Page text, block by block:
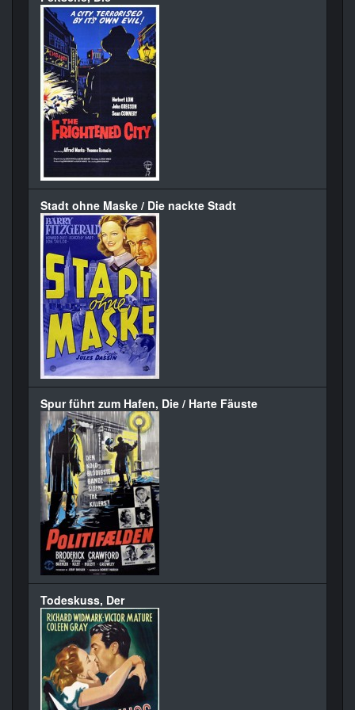
Stadt ohne Maske / Die nackte Stadt
Spur führt zum Hafen, Die / Harte Fäuste
Todeskuss, Der